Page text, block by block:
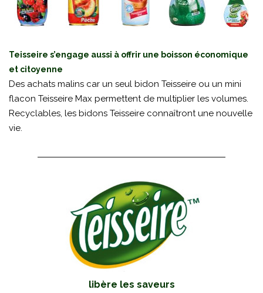
Teisseire s’engage aussi à offrir une boisson économique
et citoyenne
Des achats malins car un seul bidon Teisseire ou un mini
flacon Teisseire Max permettent de multiplier les volumes.
Recyclables, les bidons Teisseire connaîtront une nouvelle
vie.
libère les saveurs